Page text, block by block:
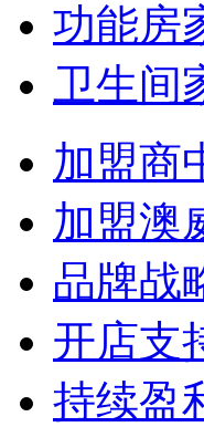
功能房
卫生间
加盟商
加盟澳
品牌战
开店支
持续盈